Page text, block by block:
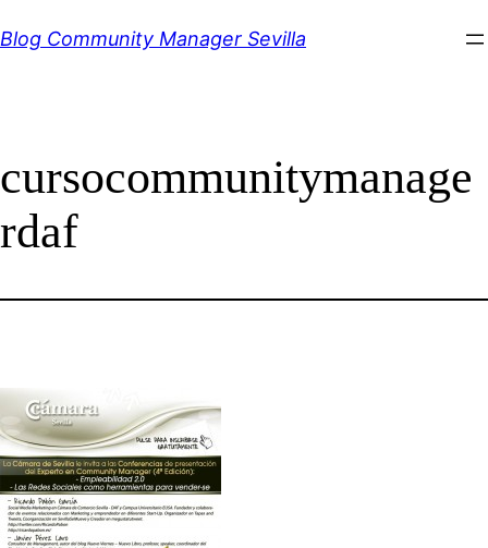
al
Blog Community Manager Sevilla
cursocommunitymanage
rdaf